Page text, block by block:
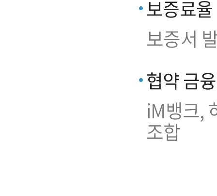
보증료율
보증서
협약 금
iM뱅크,
조합